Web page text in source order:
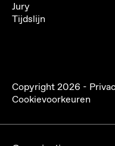
Jury
Tijdslijn
Copyright2026 -
Cookievoorkeuren